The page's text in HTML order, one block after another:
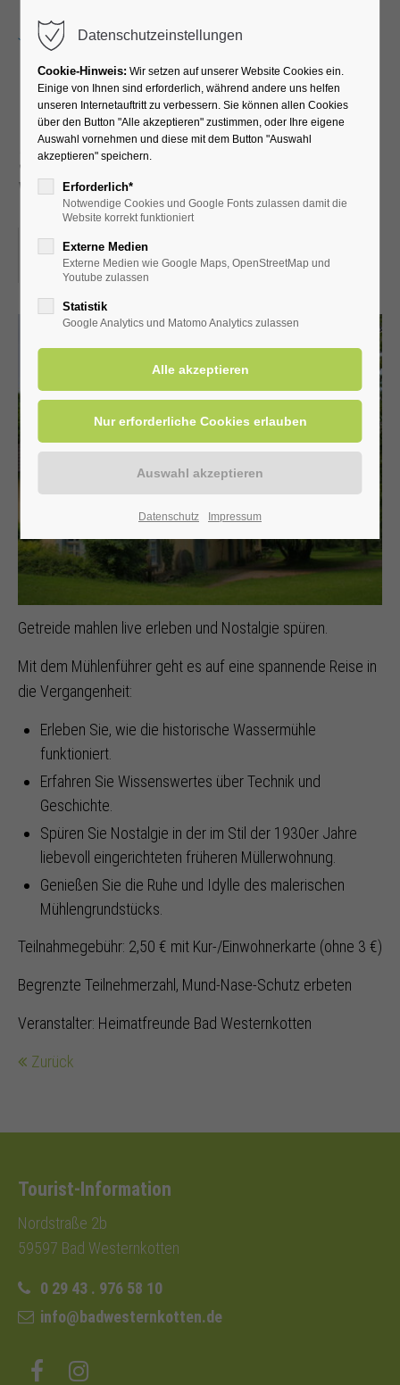
Führung durch die
Schäferkämper
Wassermühle
24.05.2025, 14:30
ORT: SCHÄFERKÄMPER WASSERMÜHLE
Getreide mahlen live erleben und Nostalgie spüren.
Mit dem Mühlenführer geht es auf eine spannende Reise in
die Vergangenheit:
Erleben Sie, wie die historische Wassermühle
funktioniert.
Erfahren Sie Wissenswertes über Technik und
Geschichte.
Spüren Sie Nostalgie in der im Stil der 1930er Jahre
liebevoll eingerichteten früheren Müllerwohnung.
Genießen Sie die Ruhe und Idylle des malerischen
Mühlengrundstücks.
Teilnahmegebühr: 2,50 € mit Kur-/Einwohnerkarte (ohne 3 €)
Begrenzte Teilnehmerzahl, Mund-Nase-Schutz erbeten
Veranstalter: Heimatfreunde Bad Westernkotten
Zurück
Tourist-Information
Nordstraße 2b
59597 Bad Westernkotten
0 29 43 . 976 58 10
info@badwesternkotten.de
Datenschutzeinstellungen
Cookie-Hinweis: Wir setzen auf unserer Website Cookies ein.
Einige von Ihnen sind erforderlich, während andere uns helfen
unseren Internetauftritt zu verbessern. Sie können allen Cookies
über den Button "Alle akzeptieren" zustimmen, oder Ihre eigene
Auswahl vornehmen und diese mit dem Button "Auswahl
akzeptieren" speichern.
Erforderlich*
Notwendige Cookies und Google Fonts zulassen damit die
Website korrekt funktioniert
Externe Medien
Externe Medien wie Google Maps, OpenStreetMap und
Youtube zulassen
Statistik
Google Analytics und Matomo Analytics zulassen
Datenschutz Impressum